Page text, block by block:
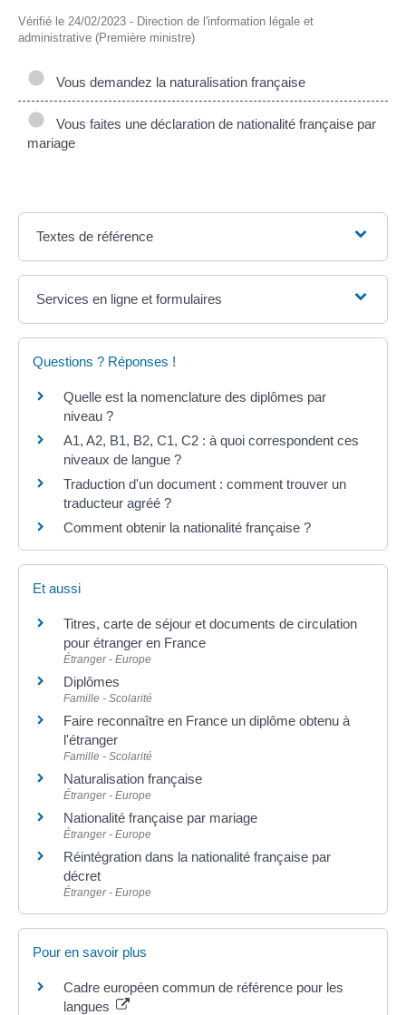
Vérifié le 24/02/2023 - Direction de l'information légale et
administrative (Première ministre)
Vous demandez la naturalisation française
Vous faites une déclaration de nationalité française par
mariage
Textes de référence
Services en ligne et formulaires
Questions ? Réponses !
Quelle est la nomenclature des diplômes par
niveau ?
A1, A2, B1, B2, C1, C2 : à quoi correspondent ces
niveaux de langue ?
Traduction d'un document : comment trouver un
traducteur agréé ?
Comment obtenir la nationalité française ?
Et aussi
Titres, carte de séjour et documents de circulation
pour étranger en France
Étranger - Europe
Diplômes
Famille - Scolarité
Faire reconnaître en France un diplôme obtenu à
l'étranger
Famille - Scolarité
Naturalisation française
Étranger - Europe
Nationalité française par mariage
Étranger - Europe
Réintégration dans la nationalité française par
décret
Étranger - Europe
Pour en savoir plus
Cadre européen commun de référence pour les
langues